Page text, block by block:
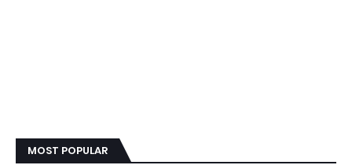
MOST POPULAR